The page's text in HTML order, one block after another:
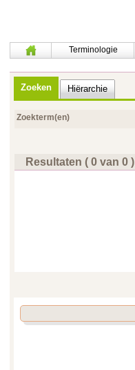
Terminologie
Zoeken Hiërarchie
Zoekterm(en)
Resultaten ( 0 van 0 )